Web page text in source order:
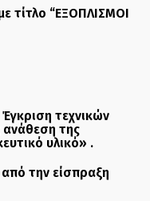
τίτλο “ΕΞΟΠΛΙΣΜΟΙ
τεχνικών
της
υλικό» .
την είσπραξη